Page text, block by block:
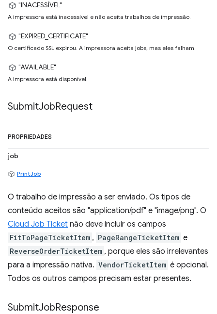
"INACESSÍVEL"
A impressora está inacessível e não aceita trabalhos de impressão.
"EXPIRED_CERTIFICATE"
O certificado SSL expirou. A impressora aceita jobs, mas eles falham.
"AVAILABLE"
A impressora está disponível.
SubmitJobRequest
PROPRIEDADES
job
PrintJob
O trabalho de impressão a ser enviado. Os tipos de
conteúdo aceitos são "application/pdf" e "image/png". O
Cloud Job Ticket não deve incluir os campos
FitToPageTicketItem , PageRangeTicketItem e
ReverseOrderTicketItem , porque eles são irrelevantes
para a impressão nativa. VendorTicketItem é opcional.
Todos os outros campos precisam estar presentes.
SubmitJobResponse